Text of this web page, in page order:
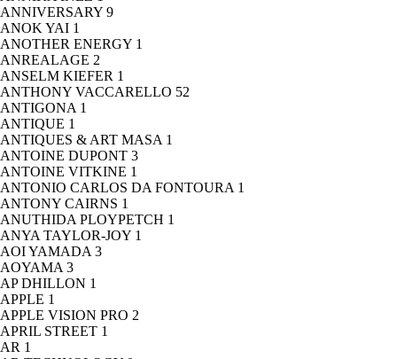
ANNIVERSARY 9
ANOK YAI 1
ANOTHER ENERGY 1
ANREALAGE 2
ANSELM KIEFER 1
ANTHONY VACCARELLO 52
ANTIGONA 1
ANTIQUE 1
ANTIQUES & ART MASA 1
ANTOINE DUPONT 3
ANTOINE VITKINE 1
ANTONIO CARLOS DA FONTOURA 1
ANTONY CAIRNS 1
ANUTHIDA PLOYPETCH 1
ANYA TAYLOR-JOY 1
AOI YAMADA 3
AOYAMA 3
AP DHILLON 1
APPLE 1
APPLE VISION PRO 2
APRIL STREET 1
AR 1